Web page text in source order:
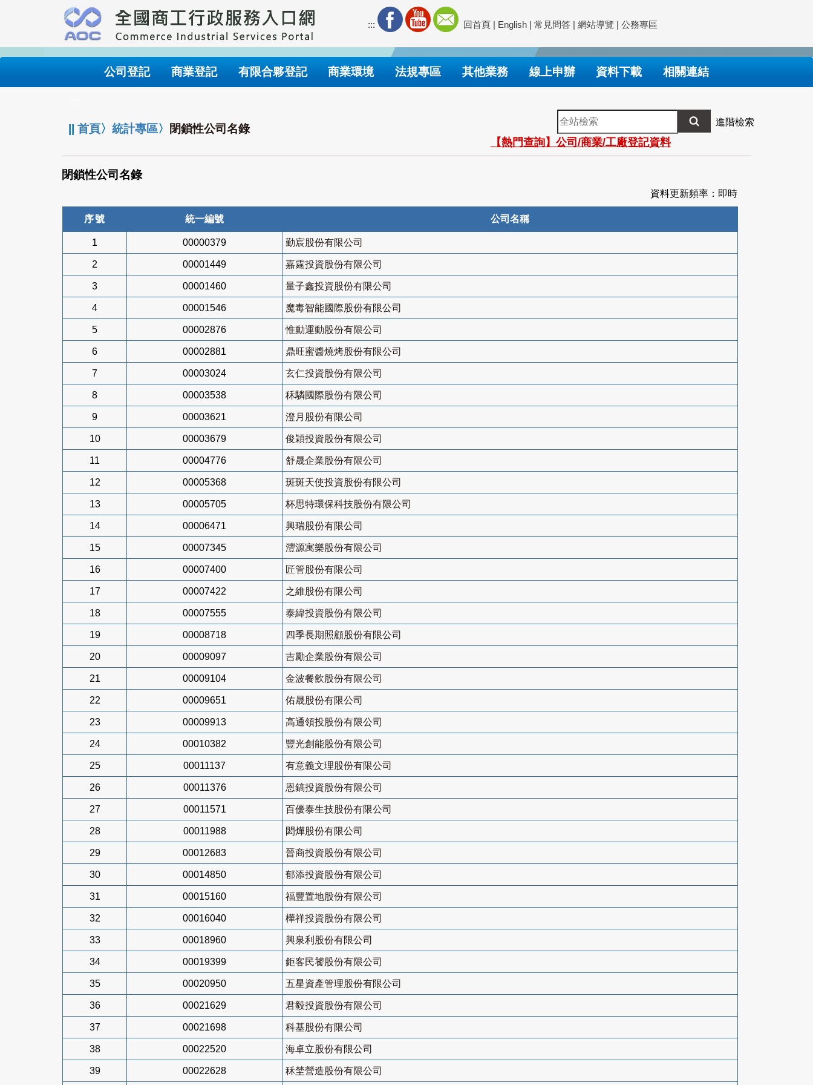
要
內
::: 回首頁 | English | 常見問答 | 網站導覽 | 公務專區
公司登記 商業登記 有限合夥登記 商業環境 法規專區 其他業務 線上申辦 資料下載 相關連結
||首頁〉統計專區〉 閉鎖性公司名錄
全
站
檢
索
進階檢索
【熱門查詢】公司/商業/工廠登記資料
閉鎖性公司名錄
資料更新頻率：即時
序號 統一編號 公司名稱
1 00000379 勤宸股份有限公司
2 00001449 嘉霆投資股份有限公司
3 00001460 量子鑫投資股份有限公司
4 00001546 魔毒智能國際股份有限公司
5 00002876 惟動運動股份有限公司
6 00002881 鼎旺蜜醬燒烤股份有限公司
7 00003024 玄仁投資股份有限公司
8 00003538 秝驎國際股份有限公司
9 00003621 澄月股份有限公司
10 00003679 俊穎投資股份有限公司
11 00004776 舒晟企業股份有限公司
12 00005368 斑斑天使投資股份有限公司
13 00005705 杯思特環保科技股份有限公司
14 00006471 興瑞股份有限公司
15 00007345 灃源寓樂股份有限公司
16 00007400 匠管股份有限公司
17 00007422 之維股份有限公司
18 00007555 泰緯投資股份有限公司
19 00008718 四季長期照顧股份有限公司
20 00009097 吉勵企業股份有限公司
21 00009104 金波餐飲股份有限公司
22 00009651 佑晟股份有限公司
23 00009913 高通領投股份有限公司
24 00010382 豐光創能股份有限公司
25 00011137 有意義文理股份有限公司
26 00011376 恩鎬投資股份有限公司
27 00011571 百優泰生技股份有限公司
28 00011988 閎燁股份有限公司
29 00012683 晉商投資股份有限公司
30 00014850 郁添投資股份有限公司
31 00015160 福豐置地股份有限公司
32 00016040 樺祥投資股份有限公司
33 00018960 興泉利股份有限公司
34 00019399 鉅客民饕股份有限公司
35 00020950 五星資產管理股份有限公司
36 00021629 君毅投資股份有限公司
37 00021698 科基股份有限公司
38 00022520 海卓立股份有限公司
39 00022628 秝埜營造股份有限公司